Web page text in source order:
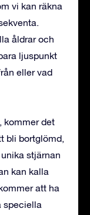
vi kan räkna
åldrar och
ljuspunkt
eller vad
kommer det
bli bortglömd,
stjärnan
kan kalla
att ha
speciella